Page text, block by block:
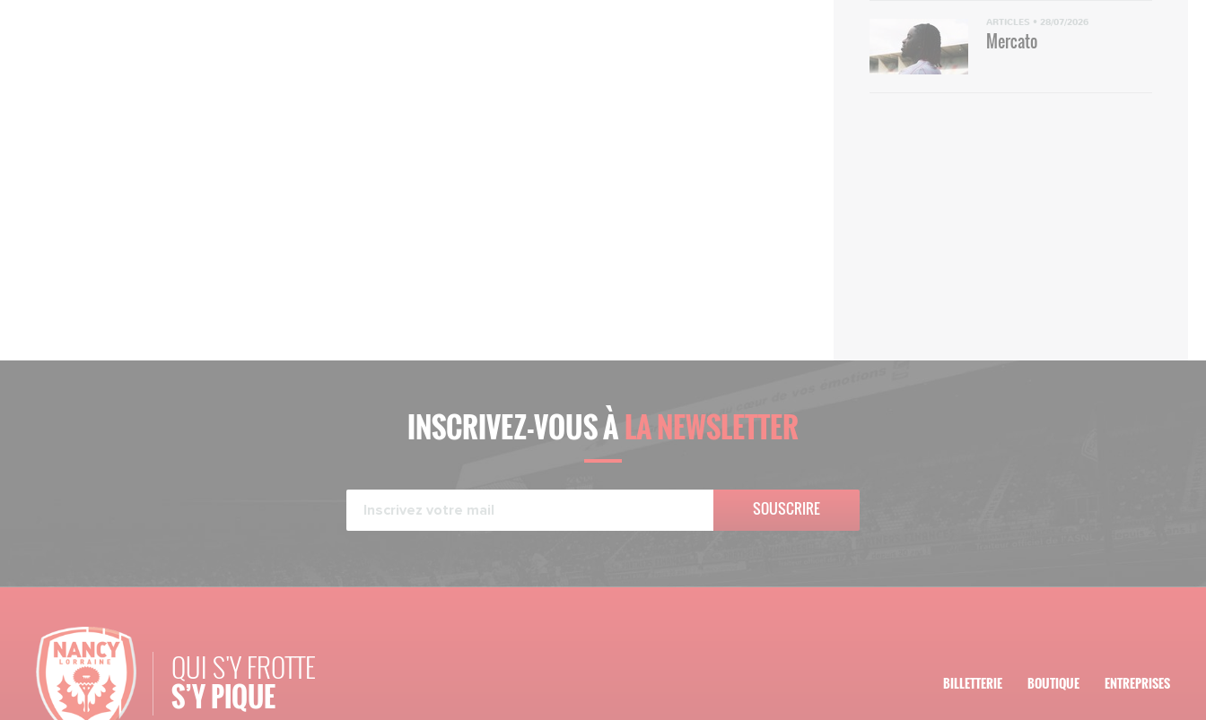
ARTICLES • 28/07/2026
Mercato
INSCRIVEZ-VOUS ÀLA NEWSLETTER
SOUSCRIRE
QUI S'Y FROTTE
S’Y PIQUE BILLETTERIE BOUTIQUE ENTREPRISES